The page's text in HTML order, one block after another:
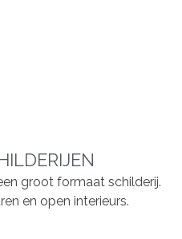
groot formaat schilderij.
en open interieurs.